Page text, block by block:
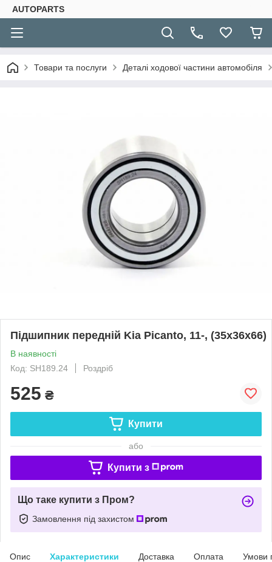
AUTOPARTS
Товари та послуги Деталі ходової частини автомобіля
Підшипник передній Kia Picanto, 11-, (35x36x66)
В наявності
Код: SH189.24
Роздріб
525 ₴
Купити
або
Купити з
Що таке купити з Пром?
Замовлення під захистом
Опис Характеристики Доставка Оплата Умови